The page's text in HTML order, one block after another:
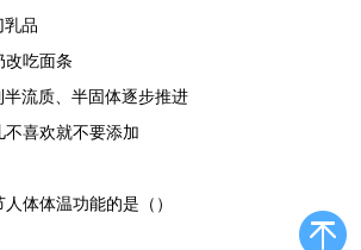
品
吃面条
流质、半固体逐步推进
喜欢就不要添加
体温功能的是（）